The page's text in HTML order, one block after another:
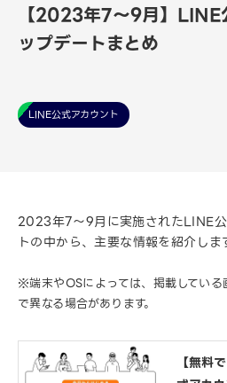
【2023年7～9月】LINE
ップデートまとめ
LINE公式アカウント
2023年7～9月に実施されたLINE
トの中から、主要な情報を紹介しま
※端末やOSによっては、掲載してい
で異なる場合があります。
【無料